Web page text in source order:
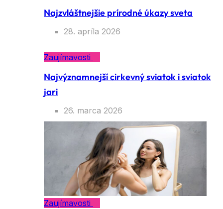
Najzvláštnejšie prírodné úkazy sveta
28. apríla 2026
Zaujímavosti
Najvýznamnejší cirkevný sviatok i sviatok
jari
26. marca 2026
Zaujímavosti